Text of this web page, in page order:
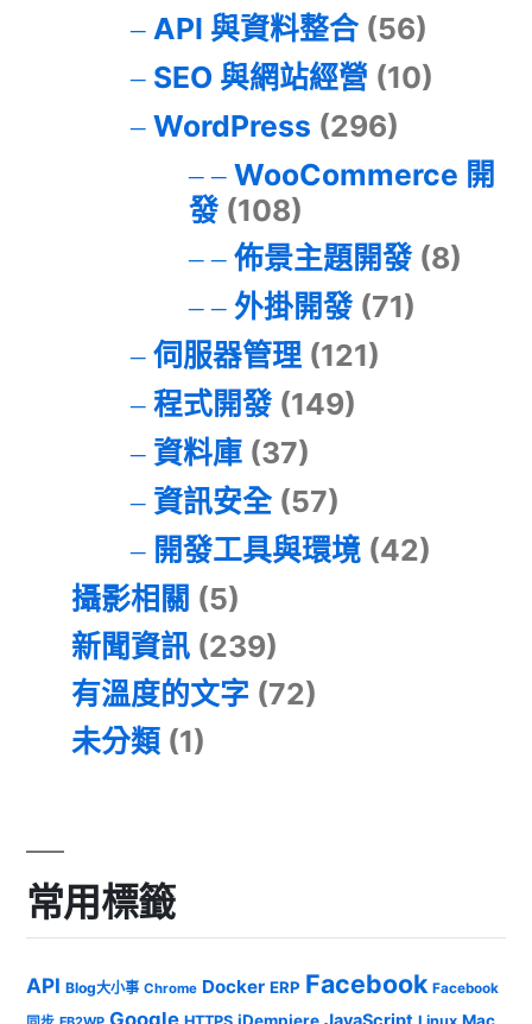
API 與資料整合(56)
SEO 與網站經營 (10)
WordPress (296)
WooCommerce 開
發(108)
佈景主題開發(8)
外掛開發(71)
伺服器管理(121)
程式開發(149)
資料庫(37)
資訊安全(57)
開發工具與環境(42)
攝影相關 (5)
新聞資訊 (239)
有溫度的文字 (72)
未分類 (1)
常用標籤
API Blog大小事 Chrome Docker ERP Facebook Facebook